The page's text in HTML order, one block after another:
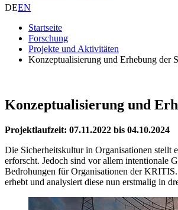
DEEN
Startseite
Forschung
Projekte und Aktivitäten
Konzeptualisierung und Erhebung
Konzeptualisierung und
Projektlaufzeit: 07.11.2022 bis 04.10.2024
Die Sicherheitskultur in Organisationen stellt
erforscht. Jedoch sind vor allem intentionale
Bedrohungen für Organisationen der
erhebt und analysiert diese nun erstmalig in